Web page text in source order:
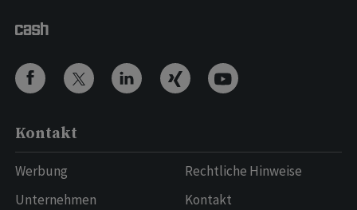
Kontakt
Werbung
Unternehmen
Rechtliche Hinweise
Kontakt